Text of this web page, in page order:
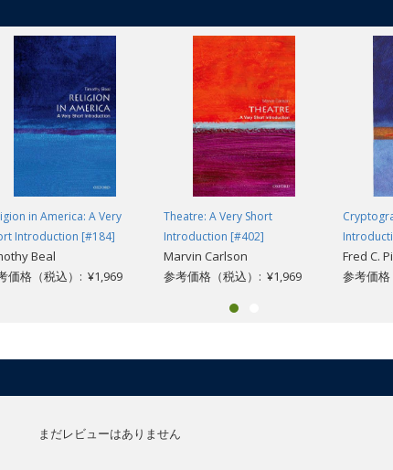
in America: A Very
Introduction [#184]
Beal
価格（税込）: ¥1,969
Theatre: A Very Short
Introduction [#402]
Marvin Carlson
参考価格（税込）: ¥1,969
Fred C.
参考価
まだレビューはありません